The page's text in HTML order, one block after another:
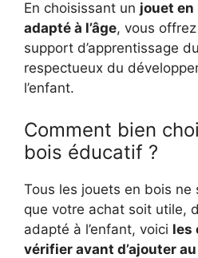
En choisissant un jouet
adapté à l’âge, vous
support d’apprentissage
respectueux du
l’enfant.
Comment bien
bois éducatif ?
Tous les jouets en bois ne
que votre achat soit utile,
adapté à l’enfant, voici les
vérifier avant d’ajouter